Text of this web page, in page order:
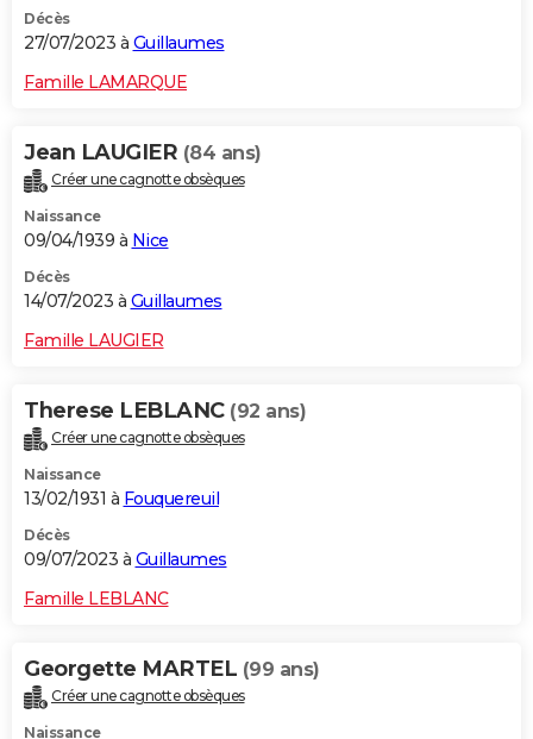
Décès
27/07/2023 à Guillaumes
Famille LAMARQUE
Jean LAUGIER (84 ans)
Créer une cagnotte obsèques
Naissance
09/04/1939 à Nice
Décès
14/07/2023 à Guillaumes
Famille LAUGIER
Therese LEBLANC (92 ans)
Créer une cagnotte obsèques
Naissance
13/02/1931 à Fouquereuil
Décès
09/07/2023 à Guillaumes
Famille LEBLANC
Georgette MARTEL (99 ans)
Créer une cagnotte obsèques
Naissance